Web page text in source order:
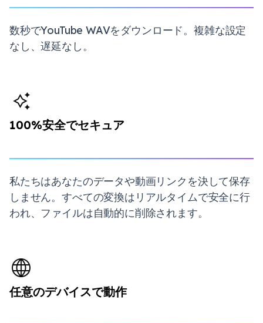
数秒でYouTube WAVをダウンロード。複雑な設定
なし、遅延なし。
100%安全でセキュア
私たちはあなたのデータや動画リンクを決して保存
しません。すべての変換はリアルタイムで安全に行
われ、ファイルは自動的に削除されます。
任意のデバイスで動作